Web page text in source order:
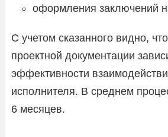
оформления заключений
С учетом сказанного видно,
проектной документации
эффективности
исполнителя. В среднем
6 месяцев.